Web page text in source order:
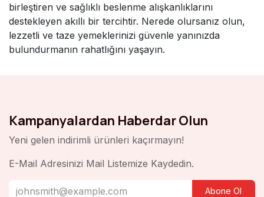
birleştiren ve sağlıklı beslenme alışkanlıklarını
destekleyen akıllı bir tercihtir. Nerede olursanız olun,
lezzetli ve taze yemeklerinizi güvenle yanınızda
bulundurmanın rahatlığını yaşayın.
Kampanyalardan Haberdar Olun
Yeni gelen indirimli ürünleri kaçırmayın!
E-Mail Adresinizi Mail Listemize Kaydedin.
Abone Ol